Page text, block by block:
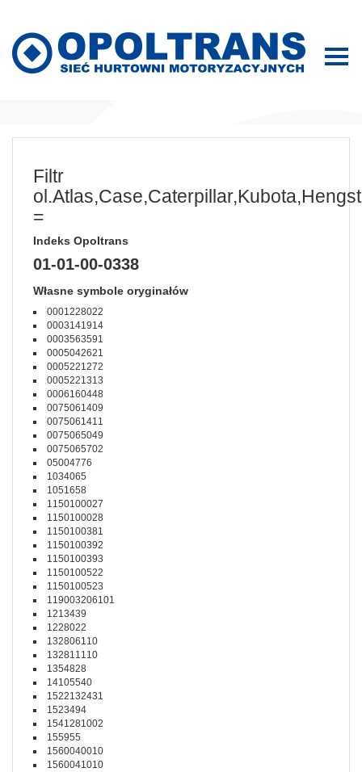
Filtr
ol.Atlas,Case,Caterpillar,Kubota,Hengst
=
Indeks Opoltrans
01-01-00-0338
Własne symbole oryginałów
0001228022
0003141914
0003563591
0005042621
0005221272
0005221313
0006160448
0075061409
0075061411
0075065049
0075065702
05004776
1034065
1051658
1150100027
1150100028
1150100381
1150100392
1150100393
1150100522
1150100523
119003206101
1213439
1228022
132806110
132811110
1354828
14105540
1522132431
1523494
1541281002
155955
1560040010
1560041010